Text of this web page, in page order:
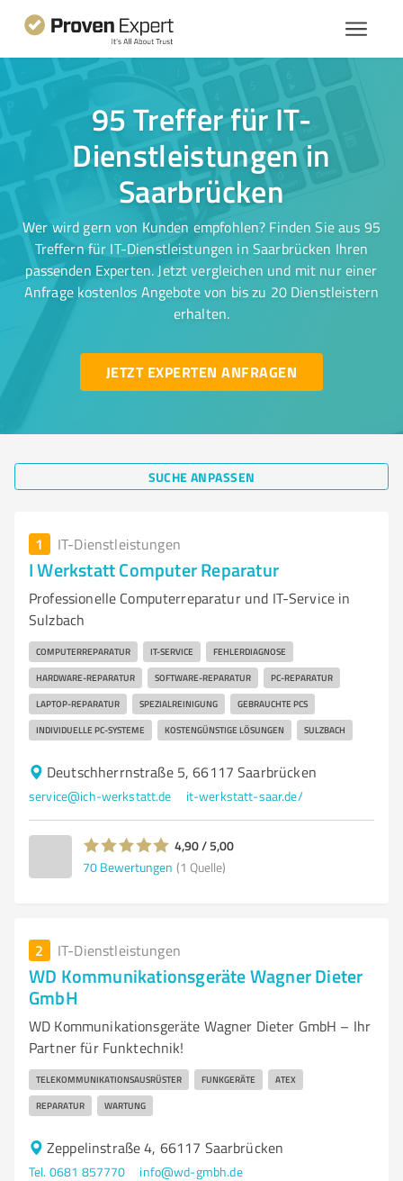
95 Treffer für IT-
Dienstleistungen in
Saarbrücken
Wer wird gern von Kunden empfohlen? Finden Sie aus 95
Treffern für IT-Dienstleistungen in Saarbrücken Ihren
passenden Experten. Jetzt vergleichen und mit nur einer
Anfrage kostenlos Angebote von bis zu 20 Dienstleistern
erhalten.
JETZT EXPERTEN ANFRAGEN
SUCHE ANPASSEN
1 IT-Dienstleistungen
I Werkstatt Computer Reparatur
Professionelle Computerreparatur und IT-Service in
Sulzbach
COMPUTERREPARATUR IT-SERVICE FEHLERDIAGNOSE
HARDWARE-REPARATUR SOFTWARE-REPARATUR PC-REPARATUR
LAPTOP-REPARATUR SPEZIALREINIGUNG GEBRAUCHTE PCS
INDIVIDUELLE PC-SYSTEME KOSTENGÜNSTIGE LÖSUNGEN SULZBACH
Deutschherrnstraße 5, 66117 Saarbrücken
service@ich-werkstatt.de it-werkstatt-saar.de/
4,90 / 5,00
70 Bewertungen (1 Quelle)
2 IT-Dienstleistungen
WD Kommunikationsgeräte Wagner Dieter
GmbH
WD Kommunikationsgeräte Wagner Dieter GmbH – Ihr
Partner für Funktechnik!
TELEKOMMUNIKATIONSAUSRÜSTER FUNKGERÄTE ATEX
REPARATUR WARTUNG
Zeppelinstraße 4, 66117 Saarbrücken
Tel. 0681 857770
info@wd-gmbh.de